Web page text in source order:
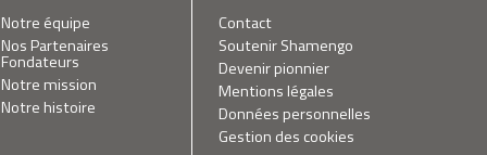
Notre équipe
Nos Partenaires
Fondateurs
Notre mission
Notre histoire
Contact
Soutenir Shamengo
Devenir pionnier
Mentions légales
Données personnelles
Gestion des cookies